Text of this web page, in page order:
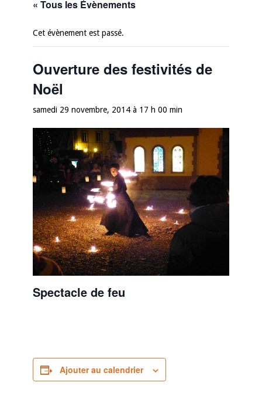
« Tous les Évènements
Cet évènement est passé.
Ouverture des festivités de
Noël
samedi 29 novembre, 2014 à 17 h 00 min
Spectacle de feu
Ajouter au calendrier